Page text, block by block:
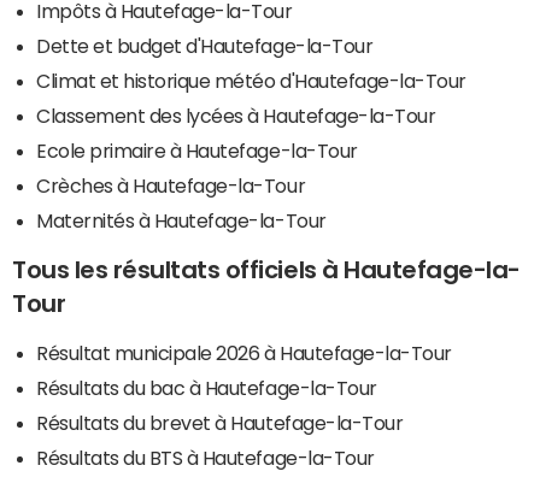
Impôts à Hautefage-la-Tour
Dette et budget d'Hautefage-la-Tour
Climat et historique météo d'Hautefage-la-Tour
Classement des lycées à Hautefage-la-Tour
Ecole primaire à Hautefage-la-Tour
Crèches à Hautefage-la-Tour
Maternités à Hautefage-la-Tour
Tous les résultats officiels à Hautefage-la-
Tour
Résultat municipale 2026 à Hautefage-la-Tour
Résultats du bac à Hautefage-la-Tour
Résultats du brevet à Hautefage-la-Tour
Résultats du BTS à Hautefage-la-Tour